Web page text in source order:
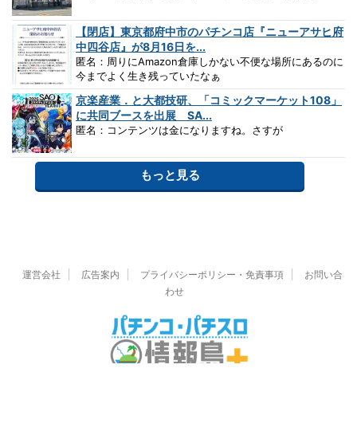
【閉店】東京都府中市のパチンコ店『ニューアサヒ府
中四谷店』が8月16日を...
匿名：周りにAmazon倉庫しかない不便な場所にあるのに
今までよく生き残っていたなぁ
京楽産業．と大都技研、「コミックマーケット108」
に共同ブースを出展 SA...
匿名：コンテンツは金になりますね。さすが
もっと見る
運営会社 広告案内 プライバシーポリシー・免責事項
お問い合
わせ